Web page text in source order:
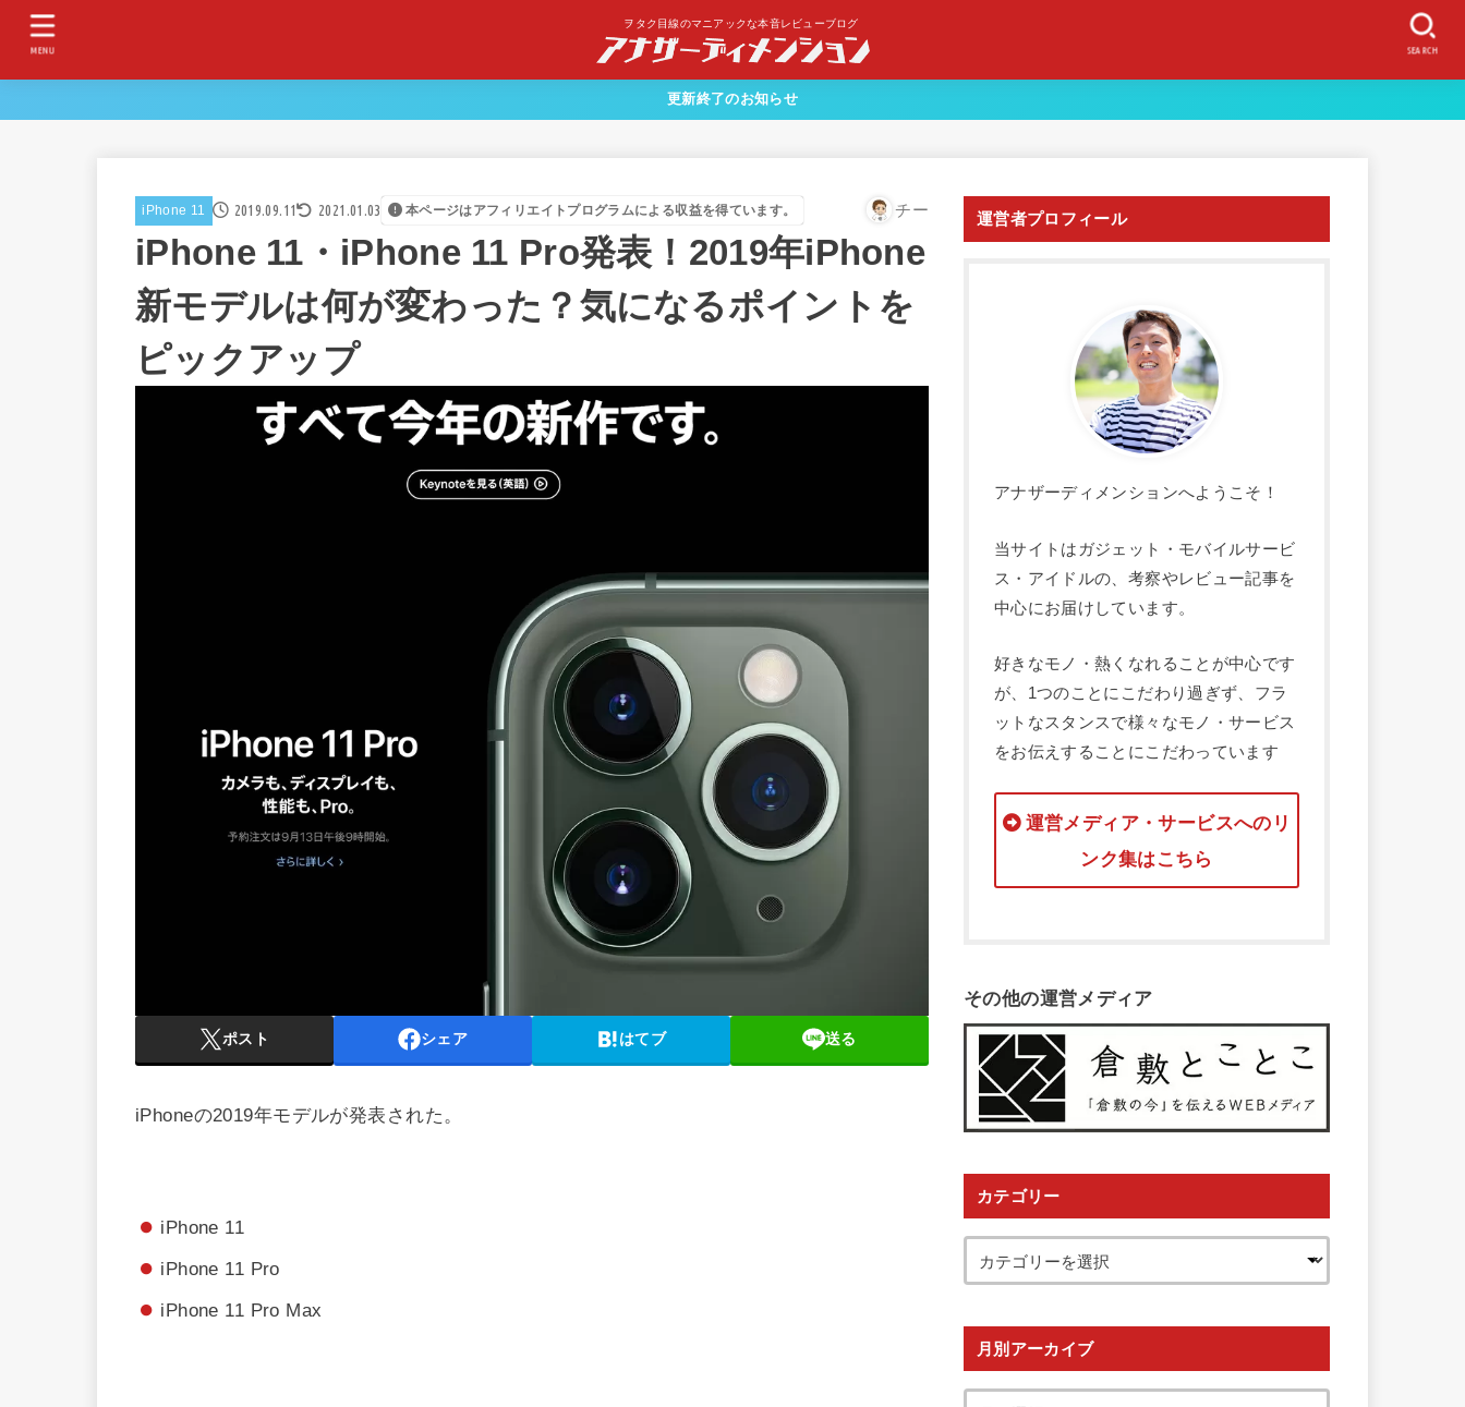
ヲタク目線のマニアックな本音レビューブログ
SEARCH
MENU
更新終了のお知らせ
iPhone 11 2019.09.11 2021.01.03 本ページはアフィリエイトプログラムによる収益を得ています。 チー
iPhone 11・iPhone 11 Pro発表！2019年iPhone
新モデルは何が変わった？気になるポイントを
ピックアップ
ポスト シェア はてブ 送る
iPhoneの2019年モデルが発表された。
iPhone 11
iPhone 11 Pro
iPhone 11 Pro Max
運営者プロフィール
アナザーディメンションへようこそ！
当サイトはガジェット・モバイルサービ
ス・アイドルの、考察やレビュー記事を
中心にお届けしています。
好きなモノ・熱くなれることが中心です
が、1つのことにこだわり過ぎず、フラ
ットなスタンスで様々なモノ・サービス
をお伝えすることにこだわっています
運営メディア・サービスへのリ
ンク集はこちら
その他の運営メディア
カテゴリー
月別アーカイブ